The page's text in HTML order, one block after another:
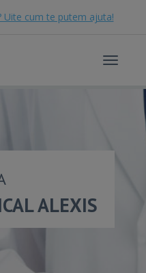
Uite cum te putem ajuta!
Toggle
ALEXIS